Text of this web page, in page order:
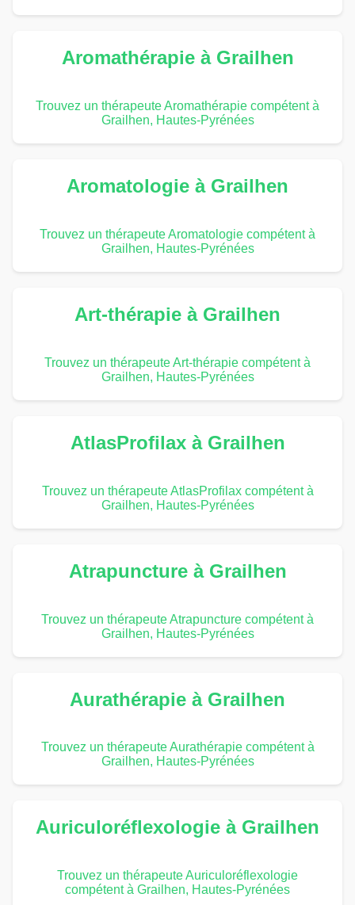
Aromathérapie à Grailhen
Trouvez un thérapeute Aromathérapie compétent à
Grailhen, Hautes-Pyrénées
Aromatologie à Grailhen
Trouvez un thérapeute Aromatologie compétent à
Grailhen, Hautes-Pyrénées
Art-thérapie à Grailhen
Trouvez un thérapeute Art-thérapie compétent à
Grailhen, Hautes-Pyrénées
AtlasProfilax à Grailhen
Trouvez un thérapeute AtlasProfilax compétent à
Grailhen, Hautes-Pyrénées
Atrapuncture à Grailhen
Trouvez un thérapeute Atrapuncture compétent à
Grailhen, Hautes-Pyrénées
Aurathérapie à Grailhen
Trouvez un thérapeute Aurathérapie compétent à
Grailhen, Hautes-Pyrénées
Auriculoréflexologie à Grailhen
Trouvez un thérapeute Auriculoréflexologie
compétent à Grailhen, Hautes-Pyrénées